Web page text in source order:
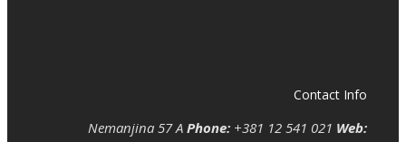
Contact Info
Nemanjina 57 A Phone: +381 12 541 021 Web: